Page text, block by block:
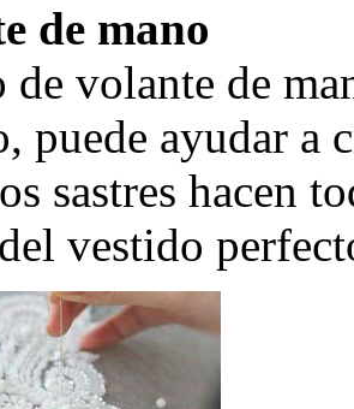
de mano
de volante de
puede ayudar a
sastres hacen
vestido